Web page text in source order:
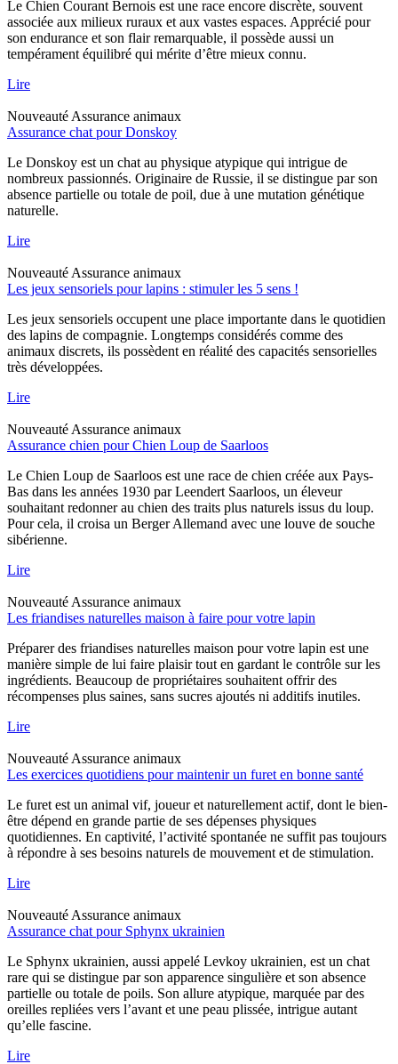
Le Chien Courant Bernois est une race encore discrète, souvent
associée aux milieux ruraux et aux vastes espaces. Apprécié pour
son endurance et son flair remarquable, il possède aussi un
tempérament équilibré qui mérite d’être mieux connu.
Lire
Nouveauté Assurance animaux
Assurance chat pour Donskoy
Le Donskoy est un chat au physique atypique qui intrigue de
nombreux passionnés. Originaire de Russie, il se distingue par son
absence partielle ou totale de poil, due à une mutation génétique
naturelle.
Lire
Nouveauté Assurance animaux
Les jeux sensoriels pour lapins : stimuler les 5 sens !
Les jeux sensoriels occupent une place importante dans le quotidien
des lapins de compagnie. Longtemps considérés comme des
animaux discrets, ils possèdent en réalité des capacités sensorielles
très développées.
Lire
Nouveauté Assurance animaux
Assurance chien pour Chien Loup de Saarloos
Le Chien Loup de Saarloos est une race de chien créée aux Pays-
Bas dans les années 1930 par Leendert Saarloos, un éleveur
souhaitant redonner au chien des traits plus naturels issus du loup.
Pour cela, il croisa un Berger Allemand avec une louve de souche
sibérienne.
Lire
Nouveauté Assurance animaux
Les friandises naturelles maison à faire pour votre lapin
Préparer des friandises naturelles maison pour votre lapin est une
manière simple de lui faire plaisir tout en gardant le contrôle sur les
ingrédients. Beaucoup de propriétaires souhaitent offrir des
récompenses plus saines, sans sucres ajoutés ni additifs inutiles.
Lire
Nouveauté Assurance animaux
Les exercices quotidiens pour maintenir un furet en bonne santé
Le furet est un animal vif, joueur et naturellement actif, dont le bien-
être dépend en grande partie de ses dépenses physiques
quotidiennes. En captivité, l’activité spontanée ne suffit pas toujours
à répondre à ses besoins naturels de mouvement et de stimulation.
Lire
Nouveauté Assurance animaux
Assurance chat pour Sphynx ukrainien
Le Sphynx ukrainien, aussi appelé Levkoy ukrainien, est un chat
rare qui se distingue par son apparence singulière et son absence
partielle ou totale de poils. Son allure atypique, marquée par des
oreilles repliées vers l’avant et une peau plissée, intrigue autant
qu’elle fascine.
Lire